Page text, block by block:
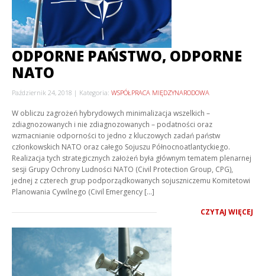
ODPORNE PAŃSTWO, ODPORNE
NATO
Październik 24, 2018 Kategoria: WSPÓŁPRACA MIĘDZYNARODOWA
W obliczu zagrożeń hybrydowych minimalizacja wszelkich –
zdiagnozowanych i nie zdiagnozowanych – podatności oraz
wzmacnianie odporności to jedno z kluczowych zadań państw
członkowskich NATO oraz całego Sojuszu Północnoatlantyckiego.
Realizacja tych strategicznych założeń była głównym tematem plenarnej
sesji Grupy Ochrony Ludności NATO (Civil Protection Group, CPG),
jednej z czterech grup podporządkowanych sojuszniczemu Komitetowi
Planowania Cywilnego (Civil Emergency […]
CZYTAJ WIĘCEJ